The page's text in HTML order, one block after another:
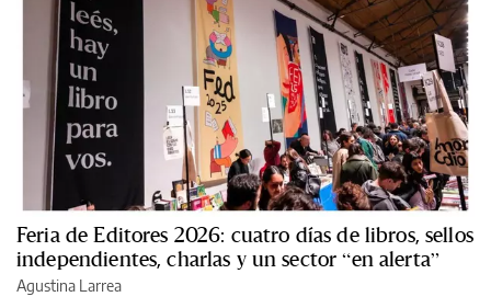
Feria de Editores 2026: cuatro días de libros, sellos
independientes, charlas y un sector “en alerta”
Agustina Larrea